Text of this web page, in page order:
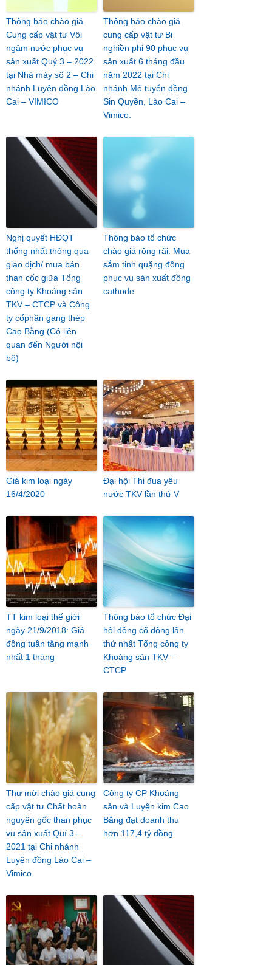
Thông báo chào giá
Cung cấp vật tư Vôi
ngậm nước phục vụ
sản xuất Quý 3 – 2022
tại Nhà máy số 2 – Chi
nhánh Luyện đồng Lào
Cai – VIMICO
Thông báo chào giá
cung cấp vật tư Bi
nghiền phi 90 phục vụ
sản xuất 6 tháng đầu
năm 2022 tại Chi
nhánh Mỏ tuyển đồng
Sin Quyền, Lào Cai –
Vimico.
Nghị quyết HĐQT
thống nhất thông qua
giao dịch/ mua bán
than cốc giữa Tổng
công ty Khoáng sản
TKV – CTCP và Công
ty cổphần gang thép
Cao Bằng (Có liên
quan đến Người nội
bộ)
Thông báo tổ chức
chào giá rộng rãi: Mua
sắm tinh quặng đồng
phục vụ sản xuất đồng
cathode
Giá kim loại ngày
16/4/2020
Đại hội Thi đua yêu
nước TKV lần thứ V
TT kim loại thế giới
ngày 21/9/2018: Giá
đồng tuần tăng mạnh
nhất 1 tháng
Thông báo tổ chức Đại
hội đồng cổ đông lần
thứ nhất Tổng công ty
Khoáng sản TKV –
CTCP
Thư mời chào giá cung
cấp vật tư Chất hoàn
nguyên gốc than phục
vụ sản xuất Quí 3 –
2021 tại Chi nhánh
Luyện đồng Lào Cai –
Vimico.
Công ty CP Khoáng
sản và Luyện kim Cao
Bằng đạt doanh thu
hơn 117,4 tỷ đồng